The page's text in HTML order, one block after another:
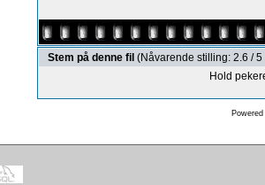
Stem på denne fil (Nåvarende stilling: 2.6 /
Hold